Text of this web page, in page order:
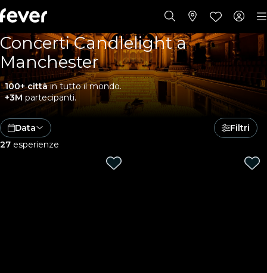
Concerti Candlelight a
Manchester
100+ cittàin tutto il mondo.
+3M partecipanti.
Data
Filtri
27 esperienze